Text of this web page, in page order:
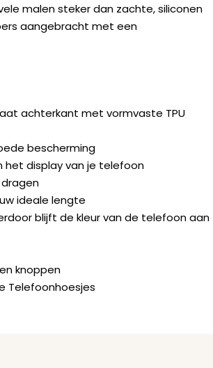
malen steker dan zachte, siliconen
aangebracht met een
achterkant met vormvaste TPU
bescherming
het display van je telefoon
dragen
ideale lengte
blijft de kleur van de telefoon aan
knoppen
Telefoonhoesjes